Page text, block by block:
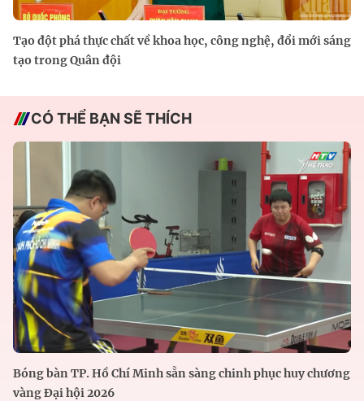
Tạo đột phá thực chất về khoa học, công nghệ, đổi mới sáng
tạo trong Quân đội
CÓ THỂ BẠN SẼ THÍCH
Bóng bàn TP. Hồ Chí Minh sẵn sàng chinh phục huy chương
vàng Đại hội 2026